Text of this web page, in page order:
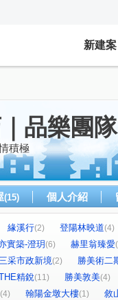
新建案
品樂團隊
積極
(15) 個人介紹
緣溪行(2) 登陽林映道(4)
實築-澄玥(6) 赫里翁臻愛
采市政新境(2)
勝美術二
精銳(11) 勝美敦美(4)
(4) 翰陽金墩大樓(1)
敘